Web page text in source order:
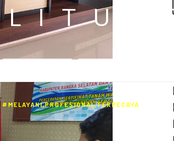
#MELAYANI,PROFESIONAL,TERPECAYA